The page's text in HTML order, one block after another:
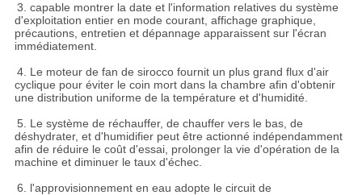
3. capable montrer la date et l'information relatives du système
d'exploitation entier en mode courant, affichage graphique,
précautions, entretien et dépannage apparaissent sur l'écran
immédiatement.
4. Le moteur de fan de sirocco fournit un plus grand flux d'air
cyclique pour éviter le coin mort dans la chambre afin d'obtenir
une distribution uniforme de la température et d'humidité.
5. Le système de réchauffer, de chauffer vers le bas, de
déshydrater, et d'humidifier peut être actionné indépendamment
afin de réduire le coût d'essai, prolonger la vie d'opération de la
machine et diminuer le taux d'échec.
6. l'approvisionnement en eau adopte le circuit de